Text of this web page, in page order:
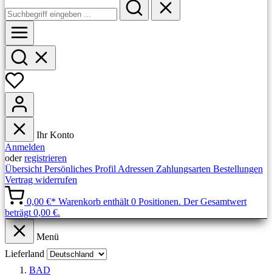
Ihr Konto
Anmelden
oderregistrieren
Übersicht Persönliches Profil Adressen Zahlungsarten Bestellungen
Vertrag widerrufen
0,00 €* Warenkorb enthält 0 Positionen. Der Gesamtwert
beträgt 0,00 €.
Menü
Lieferland
BAD